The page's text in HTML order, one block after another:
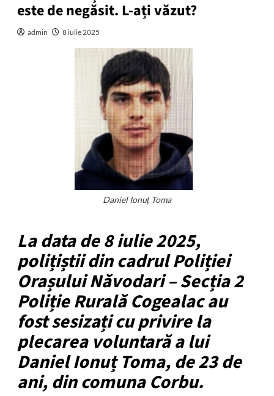
este de negăsit. L-ați văzut?
admin 8 iulie 2025
Daniel Ionuț Toma
La data de 8 iulie 2025,
polițiștii din cadrul Poliției
Orașului Năvodari – Secția 2
Poliție Rurală Cogealac au
fost sesizați cu privire la
plecarea voluntară a lui
Daniel Ionuț Toma, de 23 de
ani, din comuna Corbu.